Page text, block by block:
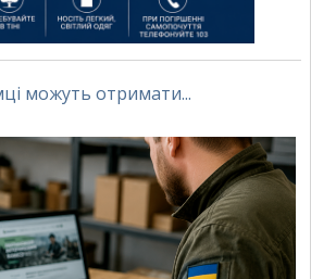
можуть отримати...